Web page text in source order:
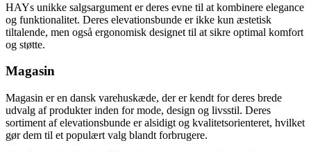
HAYs unikke salgsargument er deres evne til at kombinere elegance
og funktionalitet. Deres elevationsbunde er ikke kun æstetisk
tiltalende, men også ergonomisk designet til at sikre optimal komfort
og støtte.
Magasin
Magasin er en dansk varehuskæde, der er kendt for deres brede
udvalg af produkter inden for mode, design og livsstil. Deres
sortiment af elevationsbunde er alsidigt og kvalitetsorienteret, hvilket
gør dem til et populært valg blandt forbrugere.